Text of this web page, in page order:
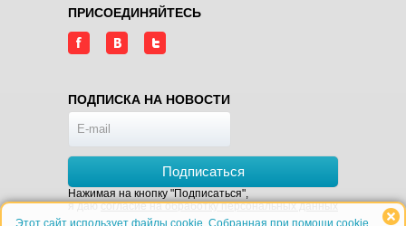
ПРИСОЕДИНЯЙТЕСЬ
ПОДПИСКА НА НОВОСТИ
Подписаться
Нажимая на кнопку "Подписаться",
я даюсогласие на обработку персональных данных
Этот сайт использует файлы cookie. Собранная при помощи cookie